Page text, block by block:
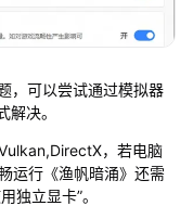
，可以尝试通过模拟器
决。
，若电脑
运行《渔帆暗涌》还需
独立显卡”。